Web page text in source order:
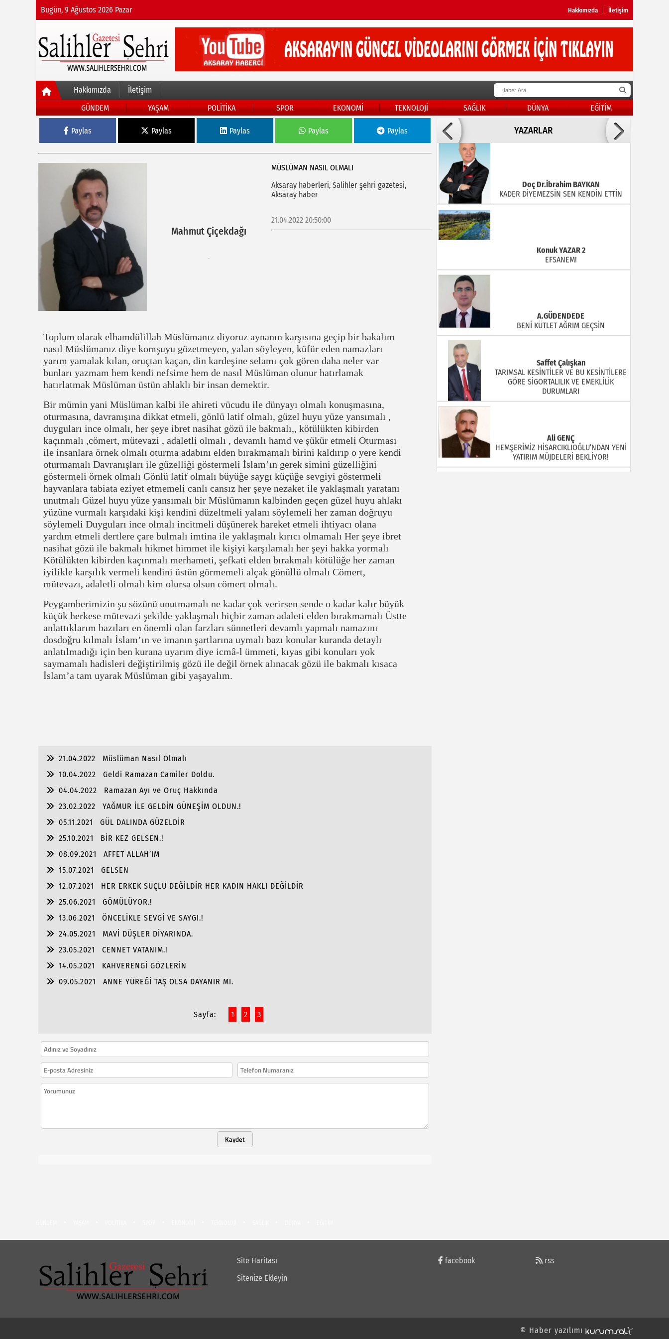
Bugün, 9 Ağustos 2026 Pazar Hakkımızda İletişim
Hakkımızda
İletişim
GÜNDEM
YAŞAM POLİTİKA SPOR EKONOMİ TEKNOLOJİ SAĞLIK DÜNYA EĞİTİM
Paylas Paylas Paylas Paylas Paylas
Mahmut Çiçekdağı
MÜSLÜMAN NASIL OLMALI
Aksaray haberleri, Salihler şehri gazetesi,
Aksaray haber
21.04.2022 20:50:00
Toplum olarak elhamdülillah Müslümanız diyoruz aynanın karşısına geçip bir bakalım
nasıl Müslümanız diye komşuyu gözetmeyen, yalan söyleyen, küfür eden namazları
yarım yamalak kılan, oruçtan kaçan, din kardeşine selamı çok gören daha neler var
bunları yazmam hem kendi nefsime hem de nasıl Müslüman olunur hatırlamak
hatırlatmak Müslüman üstün ahlaklı bir insan demektir.
Bir mümin yani Müslüman kalbi ile ahireti vücudu ile dünyayı olmalı konuşmasına,
oturmasına, davranışına dikkat etmeli, gönlü latif olmalı, güzel huyu yüze yansımalı ,
duyguları ince olmalı, her şeye ibret nasihat gözü ile bakmalı,, kötülükten kibirden
kaçınmalı ,cömert, mütevazi , adaletli olmalı , devamlı hamd ve şükür etmeli Oturması
ile insanlara örnek olmalı oturma adabını elden bırakmamalı birini kaldırıp o yere kendi
oturmamalı Davranışları ile güzelliği göstermeli İslam’ın gerek simini güzelliğini
göstermeli örnek olmalı Gönlü latif olmalı büyüğe saygı küçüğe sevgiyi göstermeli
hayvanlara tabiata eziyet etmemeli canlı cansız her şeye nezaket ile yaklaşmalı yaratanı
unutmalı Güzel huyu yüze yansımalı bir Müslümanın kalbinden geçen güzel huyu ahlakı
yüzüne vurmalı karşıdaki kişi kendini düzeltmeli yalanı söylemeli her zaman doğruyu
söylemeli Duyguları ince olmalı incitmeli düşünerek hareket etmeli ihtiyacı olana
yardım etmeli dertlere çare bulmalı imtina ile yaklaşmalı kırıcı olmamalı Her şeye ibret
nasihat gözü ile bakmalı hikmet himmet ile kişiyi karşılamalı her şeyi hakka yormalı
Kötülükten kibirden kaçınmalı merhameti, şefkati elden bırakmalı kötülüğe her zaman
iyilikle karşılık vermeli kendini üstün görmemeli alçak gönüllü olmalı Cömert,
mütevazı, adaletli olmalı kim olursa olsun cömert olmalı.
Peygamberimizin şu sözünü unutmamalı ne kadar çok verirsen sende o kadar kalır büyük
küçük herkese mütevazi şekilde yaklaşmalı hiçbir zaman adaleti elden bırakmamalı Üstte
anlattıklarım bazıları en önemli olan farzları sünnetleri devamlı yapmalı namazını
dosdoğru kılmalı İslam’ın ve imanın şartlarına uymalı bazı konular kuranda detaylı
anlatılmadığı için ben kurana uyarım diye icmâ-l ümmeti, kıyas gibi konuları yok
saymamalı hadisleri değiştirilmiş gözü ile değil örnek alınacak gözü ile bakmalı kısaca
İslam’a tam uyarak Müslüman gibi yaşayalım.
21.04.2022
Müslüman Nasıl Olmalı
10.04.2022
Geldi Ramazan Camiler Doldu.
04.04.2022
Ramazan Ayı ve Oruç Hakkında
23.02.2022
YAĞMUR İLE GELDİN GÜNEŞİM OLDUN.!
05.11.2021
GÜL DALINDA GÜZELDİR
25.10.2021
BİR KEZ GELSEN.!
08.09.2021
AFFET ALLAH’IM
15.07.2021
GELSEN
12.07.2021
HER ERKEK SUÇLU DEĞİLDİR HER KADIN HAKLI DEĞİLDİR
25.06.2021
GÖMÜLÜYOR.!
13.06.2021
ÖNCELİKLE SEVGİ VE SAYGI.!
24.05.2021
MAVİ DÜŞLER DİYARINDA.
23.05.2021
CENNET VATANIM.!
14.05.2021
KAHVERENGİ GÖZLERİN
09.05.2021
ANNE YÜREĞİ TAŞ OLSA DAYANIR MI.
Sayfa: 1 2 3
Kaydet
YAZARLAR
KADER DİYEMEZSİN SEN KENDİN ETTİN
Konuk YAZAR 2
EFSANEM!
A.GÜDENDEDE
BENİ KÜTLET AĞRIM GEÇSİN
TARIMSAL KESİNTİLER VE BU KESİNTİLERE
GÖRE SİGORTALILIK VE EMEKLİLİK
DURUMLARI
Ali GENÇ
HEMŞERİMİZ HİSARCIKLIOĞLU’NDAN YENİ
YATIRIM MÜJDELERİ BEKLİYOR!
Abdulkadir AY
İYİ Kİ VARSINIZ, RAMAZANIN KÖPRÜLERİ
Kuddusi Bakar
ADNAN MENDERES....
Site Haritası
Sitenize Ekleyin
facebook rss
© Haber yazılımı